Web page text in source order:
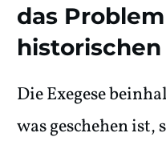
das
Die Exegese
was geschehen ist,